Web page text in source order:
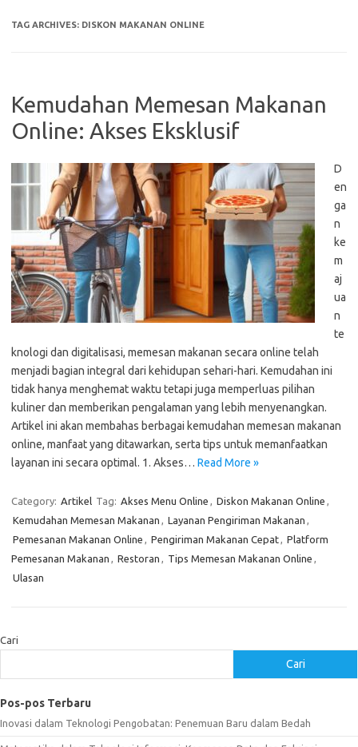
TAG ARCHIVES: DISKON MAKANAN ONLINE
Kemudahan Memesan Makanan
Online: Akses Eksklusif
D
en
ga
n
ke
m
aj
ua
n
te
knologi dan digitalisasi, memesan makanan secara online telah
menjadi bagian integral dari kehidupan sehari-hari. Kemudahan ini
tidak hanya menghemat waktu tetapi juga memperluas pilihan
kuliner dan memberikan pengalaman yang lebih menyenangkan.
Artikel ini akan membahas berbagai kemudahan memesan makanan
online, manfaat yang ditawarkan, serta tips untuk memanfaatkan
layanan ini secara optimal. 1. Akses… Read More »
Category: Artikel Tag: Akses Menu Online , Diskon Makanan Online ,
Kemudahan Memesan Makanan , Layanan Pengiriman Makanan ,
Pemesanan Makanan Online , Pengiriman Makanan Cepat, Platform
Pemesanan Makanan , Restoran , Tips Memesan Makanan Online ,
Ulasan
Cari
Cari
Pos-pos Terbaru
Inovasi dalam Teknologi Pengobatan: Penemuan Baru dalam Bedah